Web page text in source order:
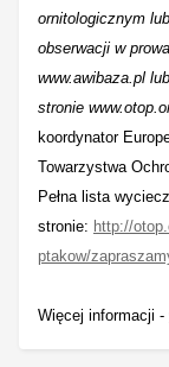
ornitologicznym
obserwacji w
www.awibaza.pl
stronie
koordynator
Towarzystwa
Pełna lista
stronie: http://
ptakow/
Więcej informacji -